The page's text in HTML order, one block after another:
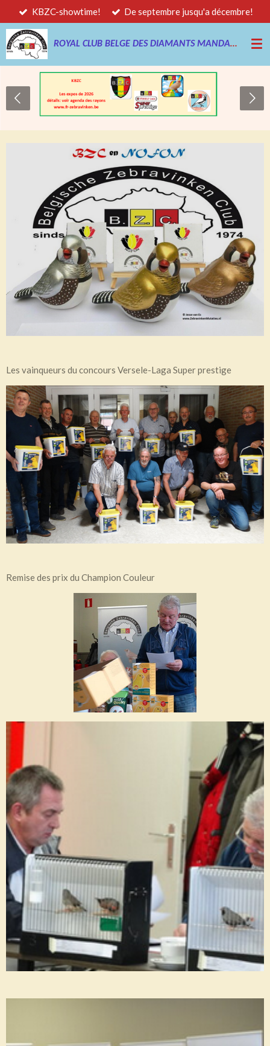
Passer
au
contenu
principal
ROYAL CLUB BELGE DES DIAMANTS MANDARINS
KBZC-showtime! De septembre jusqu'a décembre!
Les vainqueurs du concours Versele-Laga Super prestige
Remise des prix du Champion Couleur